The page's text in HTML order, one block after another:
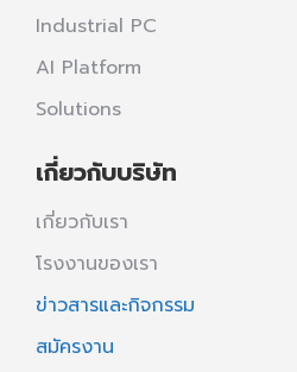
Industrial PC
AI Platform
Solutions
เกี่ยวกับบริษัท
เกี่ยวกับเรา
โรงงานของเรา
ข่าวสารและกิจกรรม
สมัครงาน